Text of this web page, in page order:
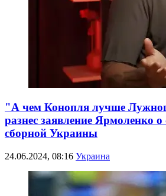
"А чем Конопля лучше
разнес заявление Ярмоленко
сборной Украины
24.06.2024, 08:16 Украина